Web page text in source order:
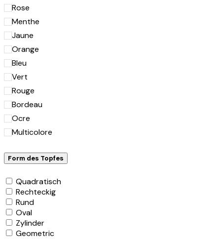
Rose
Menthe
Jaune
Orange
Bleu
Vert
Rouge
Bordeau
Ocre
Multicolore
Form des Topfes
Quadratisch
Rechteckig
Rund
Oval
Zylinder
Geometric